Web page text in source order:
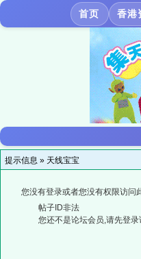
首页 香港
提示信息 » 天线宝宝
您没有登录或者您没有权限访问
帖子ID非法
您还不是论坛会员,请先登录